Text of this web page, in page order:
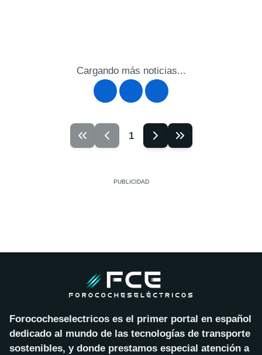
Cargando más noticias...
1
Forococheselectricos es el primer portal en español
dedicado al mundo de las tecnologías de transporte
sostenibles, y donde prestamos especial atención a